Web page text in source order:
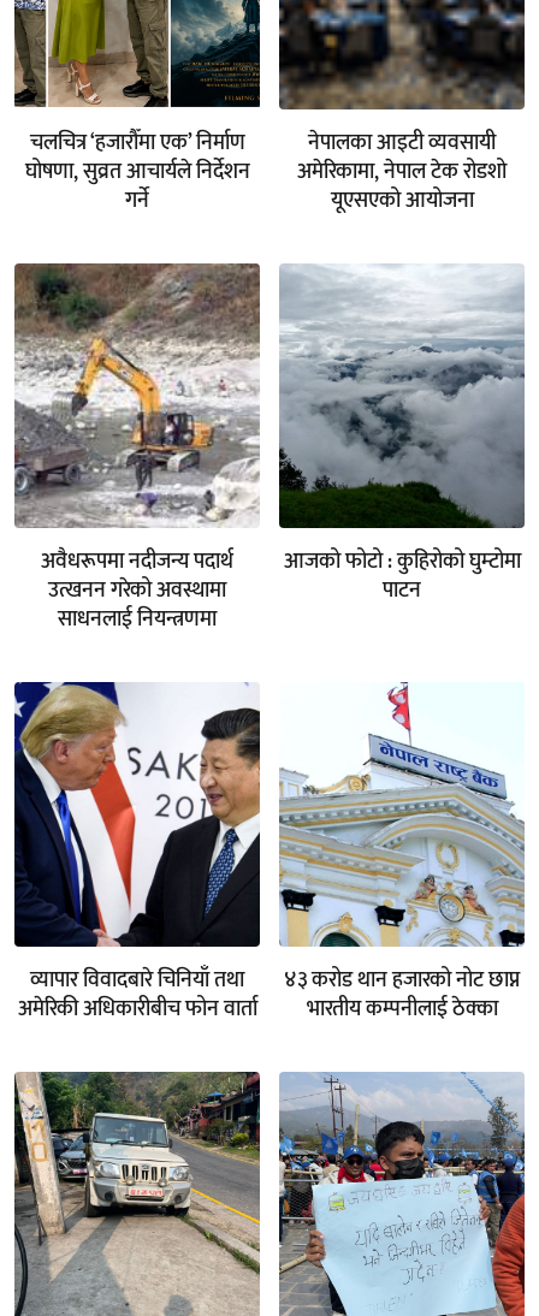
चलचित्र ‘हजारौँमा एक’ निर्माण
घोषणा, सुव्रत आचार्यले निर्देशन
गर्ने
नेपालका आइटी व्यवसायी
अमेरिकामा, नेपाल टेक रोडशो
यूएसएको आयोजना
अवैधरूपमा नदीजन्य पदार्थ
उत्खनन गरेको अवस्थामा
साधनलाई नियन्त्रणमा
आजको फोटो : कुहिरोको घुम्टोमा
पाटन
व्यापार विवादबारे चिनियाँ तथा
अमेरिकी अधिकारीबीच फोन वार्ता
४३ करोड थान हजारको नोट छाप्न
भारतीय कम्पनीलाई ठेक्का